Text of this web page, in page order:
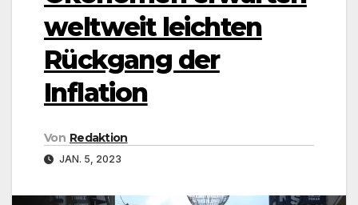
weltweit leichten
Rückgang der
Inflation
Von Redaktion
JAN. 5, 2023